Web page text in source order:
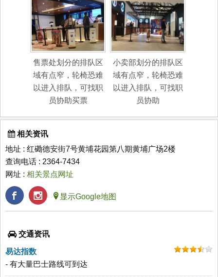
售票处划分的排队区
域有点窄，轮椅恐难
以进入排队，可找职
员协助买票
小卖部划分的排队区
域有点窄，轮椅恐难
以进入排队，可找职
员协助
相关资讯
地址 : 红磡德安街7号黄埔花园第八期黄埔广场2楼
查询电话 : 2364-7434
网址 : 相关景点网址
显示Google地图
交通资讯
易达指数
- 有大量巴士路线可到达